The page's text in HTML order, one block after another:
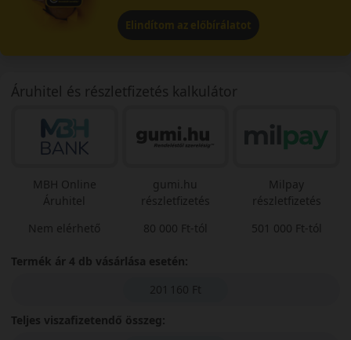
Elindítom az előbírálatot
Áruhitel és részletfizetés kalkulátor
MBH Online
Áruhitel
Nem elérhető
gumi.hu
részletfizetés
80 000 Ft-tól
Milpay
részletfizetés
501 000 Ft-tól
Termék ár 4 db vásárlása esetén:
201 160 Ft
Teljes viszafizetendő összeg: